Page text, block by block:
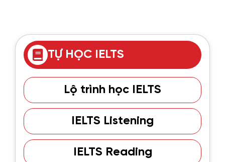
TỰ HỌC IELTS
Lộ trình học IELTS
IELTS Listening
IELTS Reading